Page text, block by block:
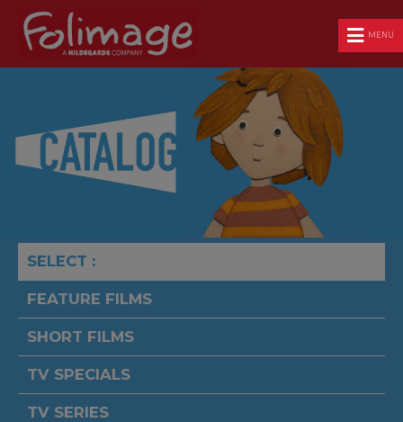
MENU
SELECT :
FEATURE FILMS
SHORT FILMS
TV SPECIALS
TV SERIES